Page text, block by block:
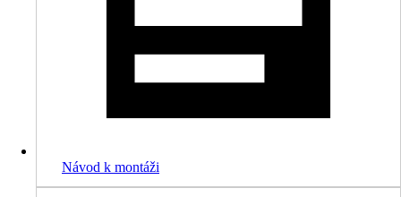
Návod k montáži